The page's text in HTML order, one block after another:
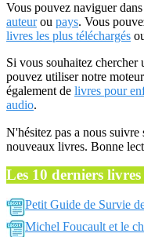
Vous pouvez naviguer
auteurou pays. Vous
livres les plus téléchargés
Si vous souhaitez
pouvez utiliser notre
également de livres pour
audio.
N'hésitez pas a nous suivre
nouveaux livres. Bonne
Les 10 derniers
Petit Guide de Survie
Michel Foucault et le